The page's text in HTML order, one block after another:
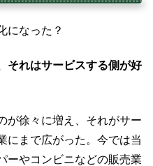
になった？
それはサービスする側が好
が徐々に増え、それがサー
にまで広がった。今では当
ーやコンビニなどの販売業